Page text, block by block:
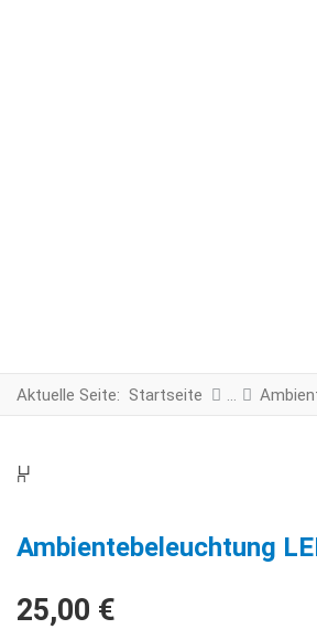
Aktuelle Seite: Startseite
Ambientebeleuchtung
25,00 €